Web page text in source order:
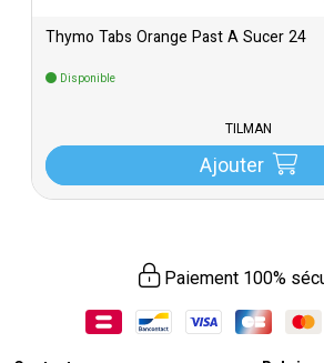
Thymo Tabs Orange Past A Sucer 24
Disponible
TILMAN
Ajouter
Paiement 100%